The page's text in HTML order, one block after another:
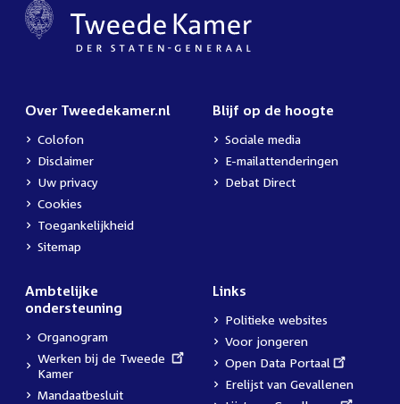
Over Tweedekamer.nl
Colofon
Disclaimer
Uw privacy
Cookies
Toegankelijkheid
Sitemap
Blijf op de hoogte
Sociale media
E-mailattenderingen
Debat Direct
Ambtelijke
ondersteuning
Organogram
External
link:
Werken bij de Tweede
Kamer
Mandaatbesluit
Links
Politieke websites
Voor jongeren
External
link:
Open Data Portaal
Erelijst van Gevallenen